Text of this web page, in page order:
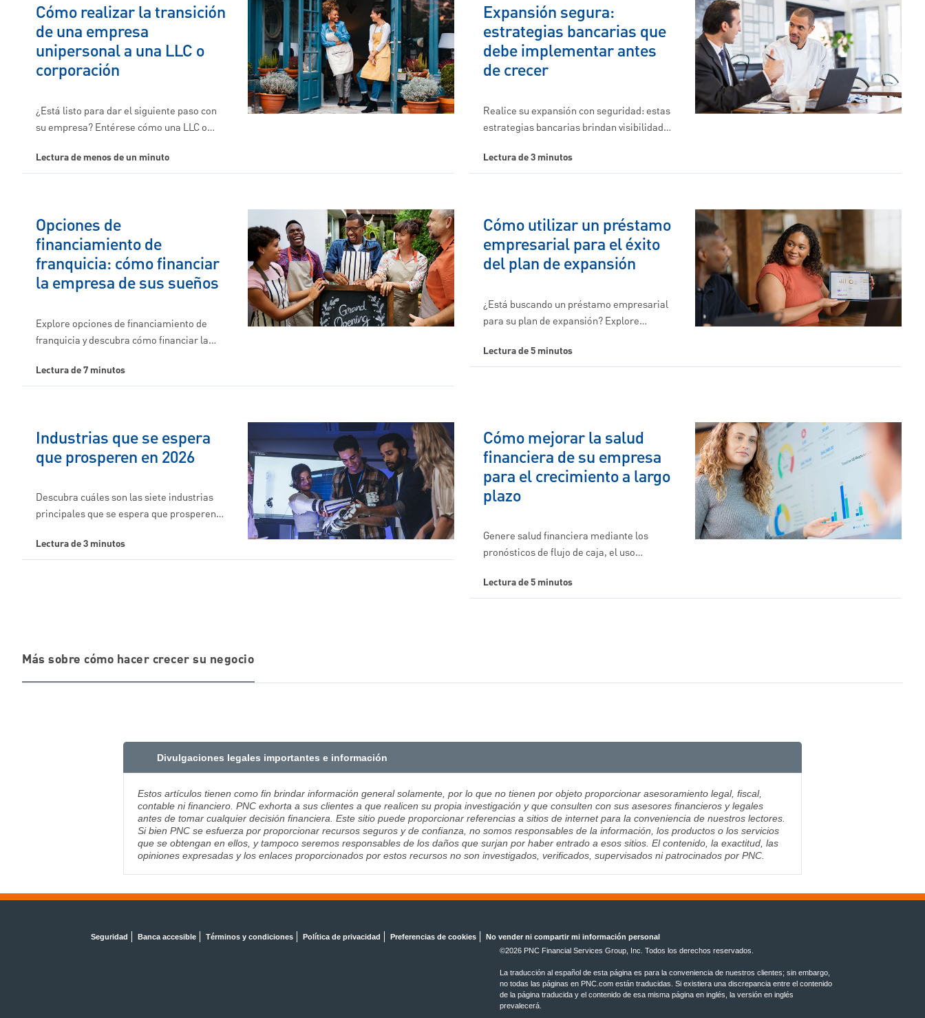
Cómo realizar la transición
de una empresa
unipersonal a una LLC o
corporación
¿Está listo para dar el siguiente paso con
su empresa? Entérese cómo una LLC o…
Lectura de menos de un minuto
Expansión segura:
estrategias bancarias que
debe implementar antes
de crecer
Realice su expansión con seguridad: estas
estrategias bancarias brindan visibilidad…
Lectura de 3 minutos
Opciones de
financiamiento de
franquicia: cómo financiar
la empresa de sus sueños
Explore opciones de financiamiento de
franquicia y descubra cómo financiar la…
Lectura de 7 minutos
Cómo utilizar un préstamo
empresarial para el éxito
del plan de expansión
¿Está buscando un préstamo empresarial
para su plan de expansión? Explore…
Lectura de 5 minutos
Industrias que se espera
que prosperen en 2026
Descubra cuáles son las siete industrias
principales que se espera que prosperen…
Lectura de 3 minutos
Cómo mejorar la salud
financiera de su empresa
para el crecimiento a largo
plazo
Genere salud financiera mediante los
pronósticos de flujo de caja, el uso…
Lectura de 5 minutos
Más sobre cómo hacer crecer su negocio
Divulgaciones legales importantes e información
Estos artículos tienen como fin brindar información general solamente, por lo que no tienen por objeto proporcionar asesoramiento legal, fiscal,
contable ni financiero. PNC exhorta a sus clientes a que realicen su propia investigación y que consulten con sus asesores financieros y legales
antes de tomar cualquier decisión financiera. Este sitio puede proporcionar referencias a sitios de internet para la conveniencia de nuestros lectores.
Si bien PNC se esfuerza por proporcionar recursos seguros y de confianza, no somos responsables de la información, los productos o los servicios
que se obtengan en ellos, y tampoco seremos responsables de los daños que surjan por haber entrado a esos sitios. El contenido, la exactitud, las
opiniones expresadas y los enlaces proporcionados por estos recursos no son investigados, verificados, supervisados ni patrocinados por PNC.
Seguridad Banca accesible Términos y condiciones Política de privacidad Preferencias de cookies
No vender ni compartir mi información personal
©2026 PNC Financial Services Group, Inc. Todos los derechos reservados.
La traducción al español de esta página es para la conveniencia de nuestros clientes; sin embargo,
no todas las páginas en PNC.com están traducidas. Si existiera una discrepancia entre el contenido
de la página traducida y el contenido de esa misma página en inglés, la versión en inglés
prevalecerá.